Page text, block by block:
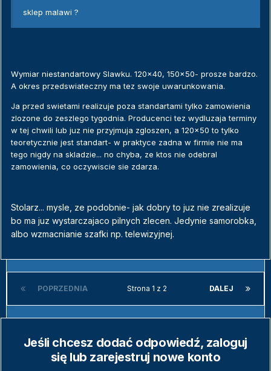
sklep malawi ?
Wymiar niestandartowy Slawku. 120x40, 150x50- prosze bardzo.
A okres przedswiateczny ma tez swoje uwarunkowania.
Ja przed swietami realizuje poza standartami tylko zamowienia
zlozone do zeszlego tygodnia. Producenci tez wydluzaja terminy
w tej chwili lub juz nie przyjmuja zgloszen, a 120x50 to tylko
teoretycznie jest standart- w praktyce zadna w firmie nie ma
tego nigdy na skladzie... no chyba, ze ktos nie odebral
zamowienia, co oczywiscie sie zdarza.
Stolarz... mysle, ze podobnie- jak dobry to juz nie zrealizuje
bo ma juz wystarczajaco pilnych zlecen. Jedynie samorobka,
albo wzmacnianie szafki np. telewizyjnej.
POPRZEDNIA DALEJ
Strona 1 z 2
Jeśli chcesz dodać odpowiedź, zaloguj
się lub zarejestruj nowe konto